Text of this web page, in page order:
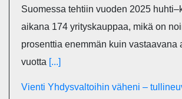
Suomessa tehtiin vuoden 2025
aikana 174 yrityskauppaa, mikä on
prosenttia enemmän kuin vastaavana
vuotta [...]
Vienti Yhdysvaltoihin väheni –